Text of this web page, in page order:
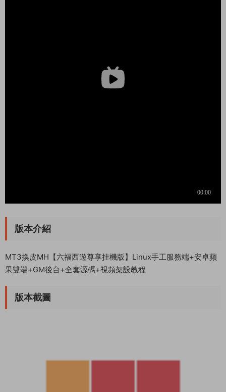
版本介紹
MT3換皮MH【六福西遊尊享挂機版】Linux手工服務端+安卓蘋
果雙端+GM後台+全套源碼+視頻架設教程
版本截圖